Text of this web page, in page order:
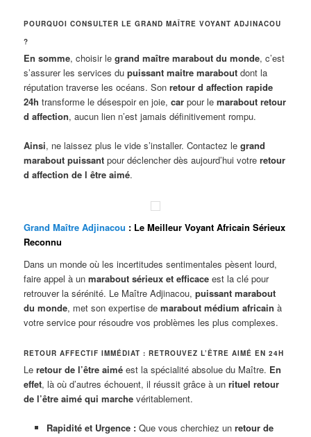
POURQUOI CONSULTER LE GRAND MAÎTRE VOYANT ADJINACOU
?
En somme, choisir legrand maître marabout du monde, c’est
s’assurer les services dupuissant maitre marabout dont la
réputation traverse les océans. Sonretour d affection rapide
24h transforme le désespoir en joie,car pour lemarabout retour
d affection, aucun lien n’est jamais définitivement rompu.
Ainsi, ne laissez plus le vide s’installer. Contactez legrand
marabout puissant pour déclencher dès aujourd’hui votreretour
d affection de l être aimé.
Grand Maître Adjinacou : Le Meilleur Voyant Africain Sérieux
Reconnu
Dans un monde où les incertitudes sentimentales pèsent lourd,
faire appel à unmarabout sérieux et efficace est la clé pour
retrouver la sérénité. Le Maître Adjinacou,puissant marabout
du monde, met son expertise demarabout médium africain à
votre service pour résoudre vos problèmes les plus complexes.
RETOUR AFFECTIF IMMÉDIAT : RETROUVEZ L’ÊTRE AIMÉ EN 24H
Leretour de l’être aimé est la spécialité absolue du Maître. En
effet, là où d’autres échouent, il réussit grâce à unrituel retour
de l’être aimé qui marche véritablement.
Rapidité et Urgence :Que vous cherchiez un retour de